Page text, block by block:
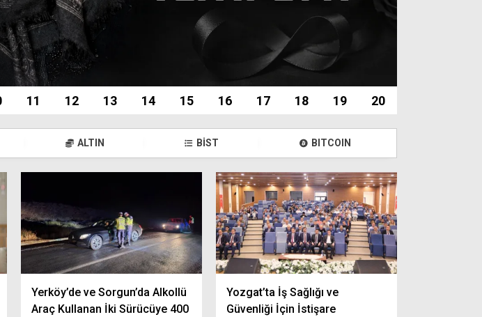
11 12 13 14 15 16 17 18 19 20
ALTIN BİST BITCOIN
Yerköy’de ve Sorgun’da Alkollü
Araç Kullanan İki Sürücüye 400
Yozgat’ta İş Sağlığı ve
Güvenliği İçin İstişare